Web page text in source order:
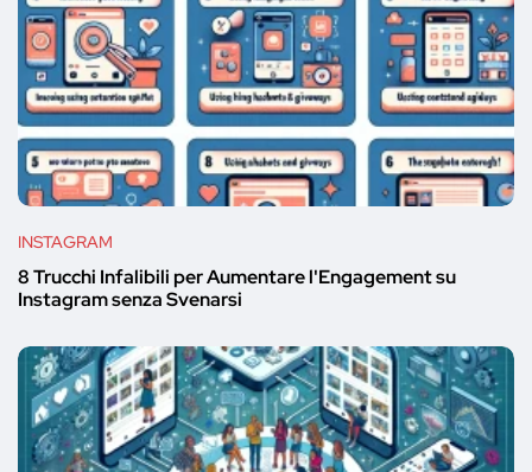
INSTAGRAM
8 Trucchi Infalibili per Aumentare l'Engagement su
Instagram senza Svenarsi